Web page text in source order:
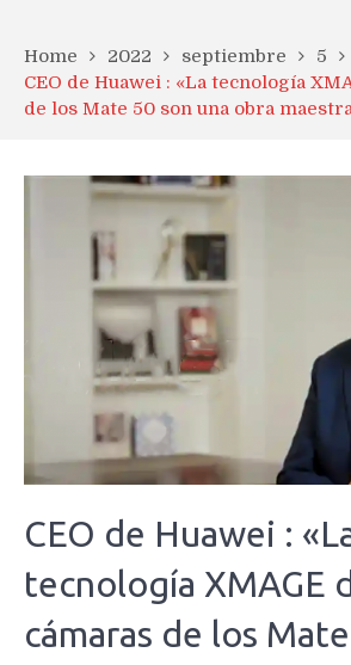
Home 2022 septiembre
5
CEO de Huawei : «La tecnología
de los Mate 50 son una obra
CEO de Huawei :
tecnología XMAGE
cámaras de los